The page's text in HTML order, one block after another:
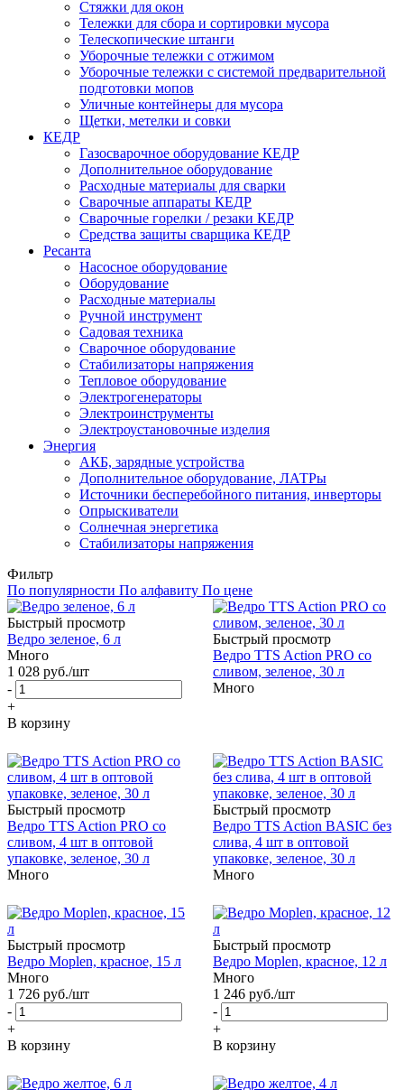
Стяжки для окон
Тележки для сбора и сортировки мусора
Телескопические штанги
Уборочные тележки с отжимом
Уборочные тележки с системой предварительной
подготовки мопов
Уличные контейнеры для мусора
Щетки, метелки и совки
КЕДР
Газосварочное оборудование КЕДР
Дополнительное оборудование
Расходные материалы для сварки
Сварочные аппараты КЕДР
Сварочные горелки / резаки КЕДР
Средства защиты сварщика КЕДР
Ресанта
Насосное оборудование
Оборудование
Расходные материалы
Ручной инструмент
Садовая техника
Сварочное оборудование
Стабилизаторы напряжения
Тепловое оборудование
Электрогенераторы
Электроинструменты
Электроустановочные изделия
Энергия
АКБ, зарядные устройства
Дополнительное оборудование, ЛАТРы
Источники бесперебойного питания, инверторы
Опрыскиватели
Солнечная энергетика
Стабилизаторы напряжения
Фильтр
По популярности По алфавиту По цене
Быстрый просмотр
Ведро зеленое, 6 л
Много
1 028 руб./шт
-
+
В корзину
Быстрый просмотр
Ведро TTS Action PRO со
сливом, зеленое, 30 л
Много
Быстрый просмотр
Ведро TTS Action PRO со
сливом, 4 шт в оптовой
упаковке, зеленое, 30 л
Много
Быстрый просмотр
Ведро TTS Action BASIC без
слива, 4 шт в оптовой
упаковке, зеленое, 30 л
Много
Быстрый просмотр
Ведро Moplen, красное, 15 л
Много
1 726 руб./шт
-
+
В корзину
Быстрый просмотр
Ведро Moplen, красное, 12 л
Много
1 246 руб./шт
-
+
В корзину